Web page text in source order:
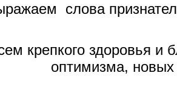
слова
крепкого здоровья и
оптимизма,